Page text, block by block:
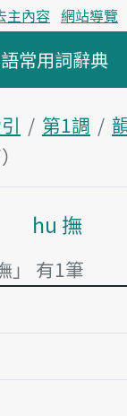
主內容 網站導覽
常用詞辭典
第1調
主內容區
hu 撫
」 有1筆